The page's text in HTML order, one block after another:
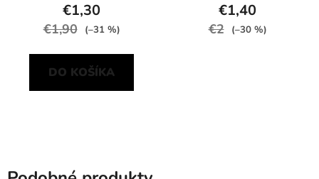
€1,30
€1,90 (–31 %)
DO KOŠÍKA
€1,40
€2 (–30 %)